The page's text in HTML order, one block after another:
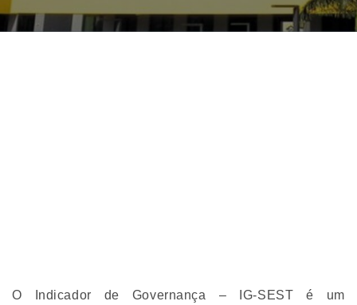
O Indicador de Governança – IG-SEST é um